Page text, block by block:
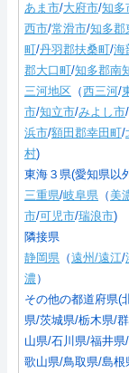
あま市/大府市/知多
西市/常滑市/知多郡
町/丹羽郡扶桑町/海
郡大口町/知多郡南
三河地区 （西三河/
市/知立市/みよし市/
浜市/額田郡幸田町/
村)
東海３県(愛知県以
三重県/岐阜県 （美
市/可児市/瑞浪市)
隣接県
静岡県 （遠州/遠江/
濃 ）
その他の都道府県(
県/茨城県/栃木県/
山県/石川県/福井
歌山県/鳥取県/島